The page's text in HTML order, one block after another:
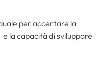
per accertare la
la capacità di sviluppare